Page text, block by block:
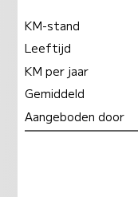
KM-stand
Leeftijd
KM per jaar
Gemiddeld
Aangeboden door